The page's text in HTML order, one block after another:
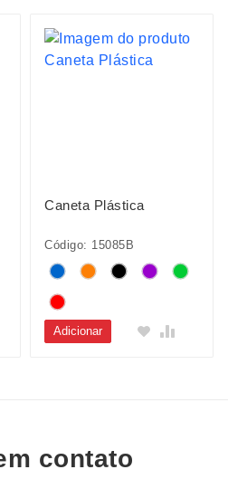
Caneta Plástica
Código: 15085B
Adicionar
contato